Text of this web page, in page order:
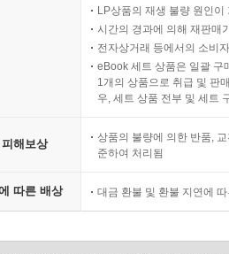
LP상품의 재생 불량 원인
시간의 경과에 의해 재판매
전자상거래 등에서의 소비
eBook 세트 상품은 일괄 구
1개의 상품으로 취급 및 판
우, 세트 상품 전부 및 세트
해보상
상품의 불량에 의한 반품,
준하여 처리됨
따른 배상 대금 환불 및 환불 지연에